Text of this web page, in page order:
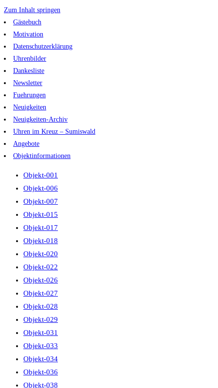
Zum Inhalt springen
Gästebuch
Motivation
Datenschutzerklärung
Uhrenbilder
Dankesliste
Newsletter
Fuehrungen
Neuigkeiten
Neuigkeiten-Archiv
Uhren im Kreuz – Sumiswald
Angebote
Objektinformationen
Objekt-001
Objekt-006
Objekt-007
Objekt-015
Objekt-017
Objekt-018
Objekt-020
Objekt-022
Objekt-026
Objekt-027
Objekt-028
Objekt-029
Objekt-031
Objekt-033
Objekt-034
Objekt-036
Objekt-038